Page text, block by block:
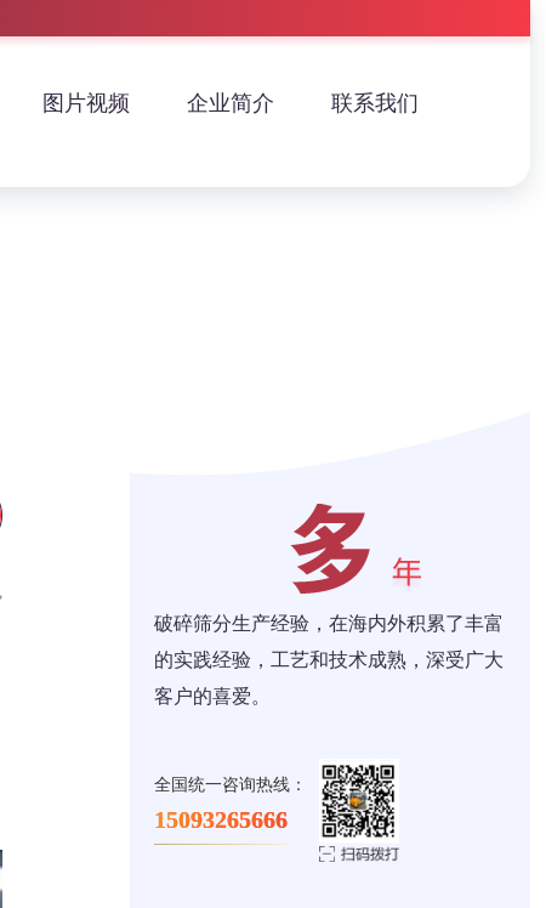
图片视频 企业简介 联系我们
破碎筛分生产经验，在海内外积累了丰富
的实践经验，工艺和技术成熟，深受广大
客户的喜爱。
全国统一咨询热线：
15093265666